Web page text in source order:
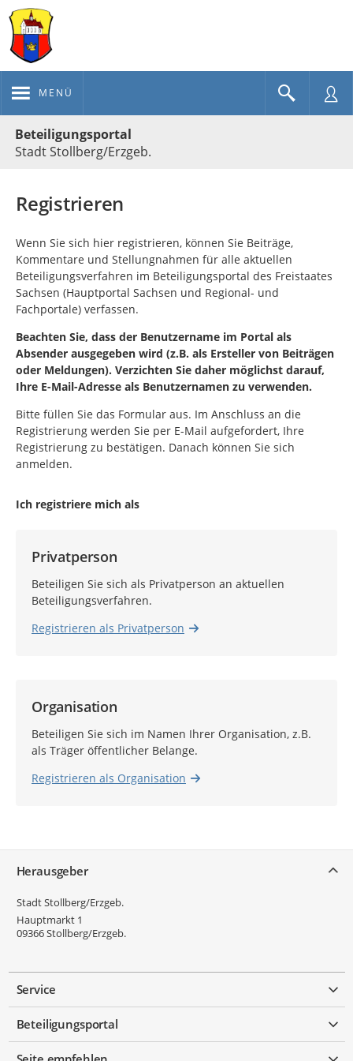
MENÜ
Beteiligungsportal
Stadt Stollberg/Erzgeb.
Registrieren
Wenn Sie sich hier registrieren, können Sie Beiträge,
Kommentare und Stellungnahmen für alle aktuellen
Beteiligungsverfahren im Beteiligungsportal des Freistaates
Sachsen (Hauptportal Sachsen und Regional- und
Fachportale) verfassen.
Beachten Sie, dass der Benutzername im Portal als
Absender ausgegeben wird (z.B. als Ersteller von Beiträgen
oder Meldungen). Verzichten Sie daher möglichst darauf,
Ihre E-Mail-Adresse als Benutzernamen zu verwenden.
Bitte füllen Sie das Formular aus. Im Anschluss an die
Registrierung werden Sie per E-Mail aufgefordert, Ihre
Registrierung zu bestätigen. Danach können Sie sich
anmelden.
Ich registriere mich als
Privatperson
Beteiligen Sie sich als Privatperson an aktuellen
Beteiligungsverfahren.
Registrieren als Privatperson
Organisation
Beteiligen Sie sich im Namen Ihrer Organisation, z.B.
als Träger öffentlicher Belange.
Registrieren als Organisation
Herausgeber
Stadt Stollberg/Erzgeb.
Hauptmarkt 1
09366Stollberg/Erzgeb.
Service
Beteiligungsportal